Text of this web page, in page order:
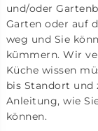
und/oder
Garten oder auf
weg und Sie
kümmern. Wir
Küche wissen
bis Standort
Anleitung, wie
können.